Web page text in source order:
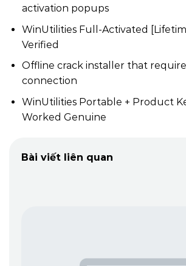
activation popups
WinUtilities Full-Activated
Verified
Offline crack installer that
connection
WinUtilities Portable + Product
Worked Genuine
Bài viết liên quan